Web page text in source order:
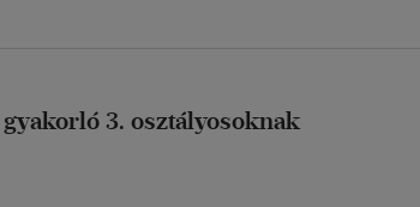
3. osztályosoknak